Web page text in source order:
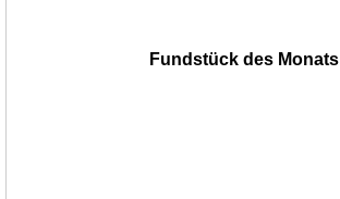
Fundstück des Monats